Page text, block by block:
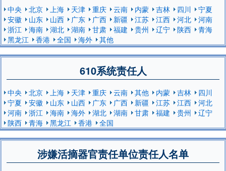
中央 北京 上海 天津 重庆 云南 内蒙 吉林 四川
宁夏
安徽
山东 山西 广东 广西 新疆 江苏 江西 河北
河南
浙江
海南 湖北 湖南 甘肃 福建 贵州 辽宁 陕西
青海
黑龙江
香港 全国 海外 其他
610系统责任人
中央 北京 上海 天津 重庆 云南 其他 内蒙 吉林
四川
宁夏
安徽 山东 山西 广东 广西 新疆 江苏 江西
河北
河南
浙江 海南 海外 湖北 湖南 甘肃 福建 贵州
辽宁
陕西
青海 黑龙江 香港 全国
涉嫌活摘器官责任单位责任人名单